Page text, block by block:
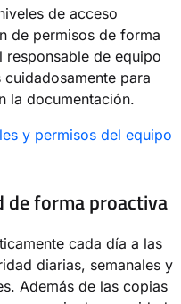
de acceso
de permisos de forma
responsable de equipo
para
la documentación.
y permisos del equipo
de forma proactiva
cada día a las
diarias, semanales y
Además de las copias